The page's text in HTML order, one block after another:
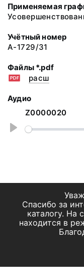
Применяемая
Учётный номер
A-1729/31
Файлы *.pdf
расш
Аудио
Z0000020
Спасибо за
каталогу. На
находится в